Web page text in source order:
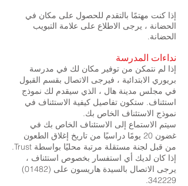
إذا كنت مهتمًا بالتقدم للحصول على مكان في
الحضانة ، يرجى الاطلاع على علامة التبويب
الحضانة.
نداءات المدرسة
إذا لم نتمكن من توفير مكان لك في مدرسة
بريوري الابتدائية ، فيرجى الاتصال بقسم القبول
في مجلس مدينة هال ، الذي سيقدم لك نموذج
استئناف. ستكون تفاصيل كيفية الاستئناف في
نموذج الاستئناف الخاص بك.
سيتم الاستماع إلى الاستئناف الخاص بك في
غضون 20 يومًا دراسيًا من تاريخ إغلاق الطعون
من قبل لجنة مستقلة مرتبة محليًا بواسطة Trust.
إذا كان لديك أي استفسار بخصوص استئناف ،
يرجى الاتصال بالسيدة هاريسون على (01482)
342229.